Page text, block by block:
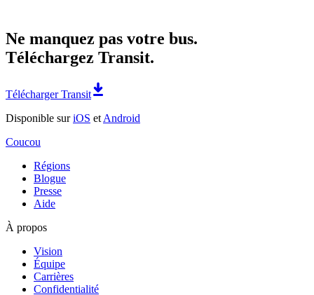
Ne manquez pas votre bus.
Téléchargez Transit.
Télécharger Transit
Disponible suriOS et Android
Coucou
Régions
Blogue
Presse
Aide
À propos
Vision
Équipe
Carrières
Confidentialité